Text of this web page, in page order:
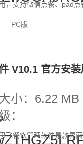
，支持微信点餐、pad
PC版
V10.1 官方安装
大小：6.22 MB
：
思飞餐饮管理软件是款界